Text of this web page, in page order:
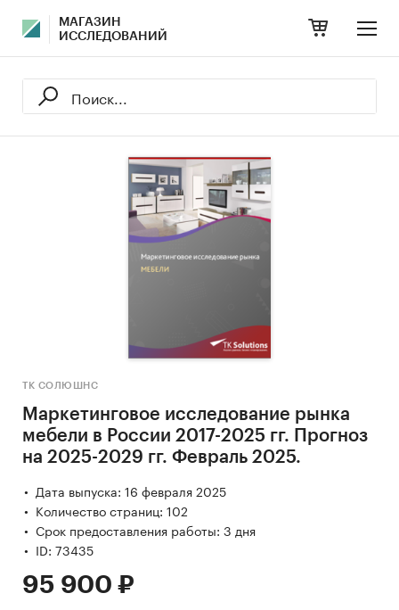
МАГАЗИН
ИССЛЕДОВАНИЙ
ТК СОЛЮШНС
Маркетинговое исследование рынка
мебели в России 2017-2025 гг. Прогноз
на 2025-2029 гг. Февраль 2025.
Дата выпуска: 16 февраля 2025
Количество страниц: 102
Срок предоставления работы: 3 дня
ID: 73435
95 900 ₽